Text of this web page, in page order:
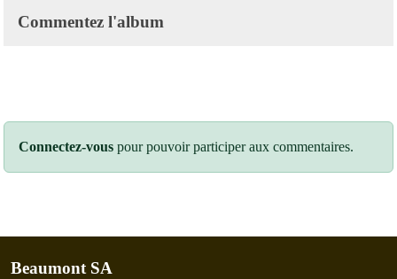
Commentez l'album
Connectez-vous pour pouvoir participer aux commentaires.
Beaumont SA